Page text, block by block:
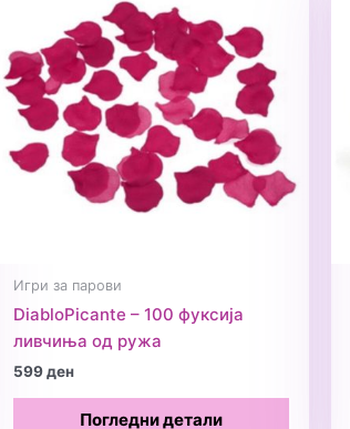
Игри за парови
DiabloPicante – 100 фуксија
ливчиња од ружа
599ден
Погледни детали